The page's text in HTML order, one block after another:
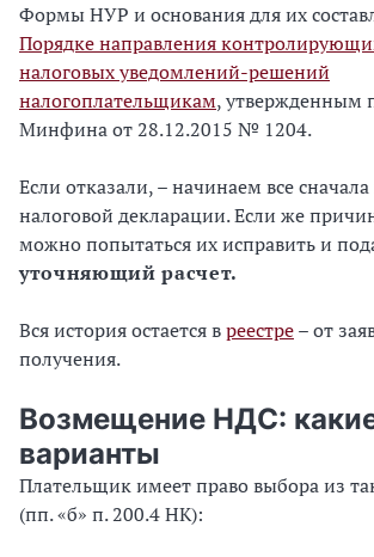
Формы НУР и основания для их
Порядке направления
налоговых уведомлений-решений
налогоплательщикам, утвержденным
Минфина от 28.12.2015 № 1204.
Если отказали, – начинаем все
налоговой декларации. Если же
можно попытаться их исправить и
уточняющий расчет.
Вся история остается вреестре– от
получения.
Возмещение НДС:
варианты
Плательщик имеет право выбора из
(пп. «б» п. 200.4 НК):